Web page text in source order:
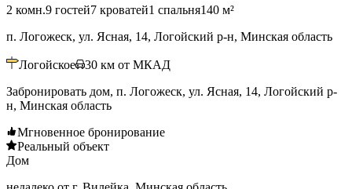
2 комн.9 гостей7 кроватей1 спальня140 м²
п. Логожеск, ул. Ясная, 14, Логойский р-н, Минская область
Логойское 30 км от МКАД
Забронировать дом, п. Логожеск, ул. Ясная, 14, Логойский р-
н, Минская область
Мгновенное бронирование
Реальный объект
Дом